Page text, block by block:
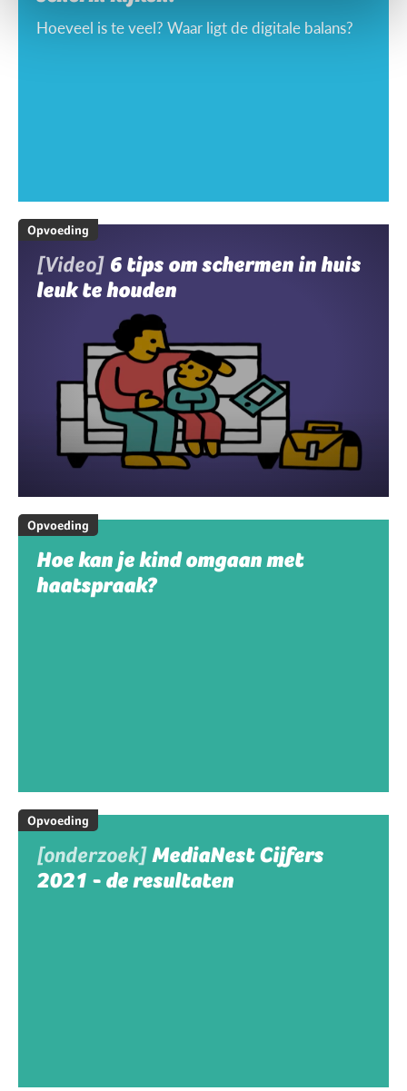
Hoeveel is te veel? Waar ligt de digitale balans?
Opvoeding
[Video] 6 tips om schermen in huis
leuk te houden
Opvoeding
Hoe kan je kind omgaan met
haatspraak?
Opvoeding
[onderzoek]MediaNest Cijfers
2021 - de resultaten